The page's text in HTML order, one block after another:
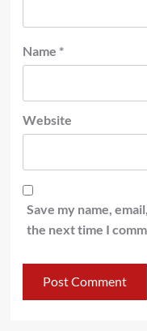
Name *
Website
Save my name,
the next time I